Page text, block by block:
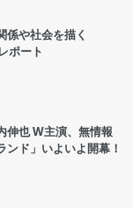
係や社会を描く
ポート
伸也 W主演、無情報
ンド」いよいよ開幕！